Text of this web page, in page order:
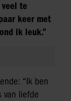
te
keer met
ik leuk.”
“Ik ben
van liefde